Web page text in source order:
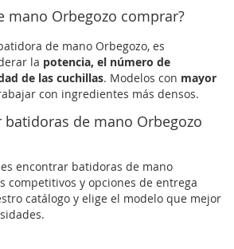
mano Orbegozo comprar?
de mano Orbegozo, es
la potencia, el número de
de las cuchillas. Modelos con mayor
con ingredientes más densos.
de mano Orbegozo
encontrar batidoras de mano
competitivos y opciones de entrega
catálogo y elige el modelo que mejor